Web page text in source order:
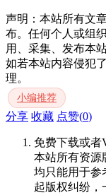
声明：本站所有文
布。任何个人或组
用、采集、发布本
如若本站内容侵犯
理。
小编推荐
分享 收藏 点赞(0)
免费下载或者
本站所有资源
均只能用于参
起版权纠纷，